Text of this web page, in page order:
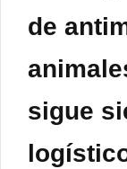
de
sigue